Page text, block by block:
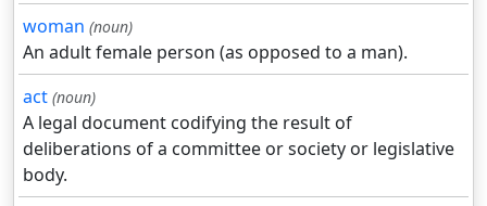
woman (noun)
An adult female person (as opposed to a man).
act (noun)
A legal document codifying the result of
deliberations of a committee or society or legislative
body.